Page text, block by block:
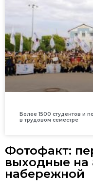
Более 1500 студентов и
в трудовом семестре
Фотофакт:
выходные на
набережной